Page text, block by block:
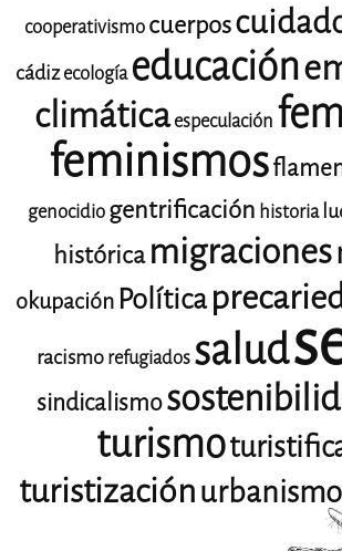
cooperativismocuerpos
cádizecología educación
climáticaespeculación
feminismos
genocidiogentrificación historia
histórica migraciones
okupaciónPolítica
racismorefugiadossalud
sindicalismo
turismo
turistizaciónurbanismo